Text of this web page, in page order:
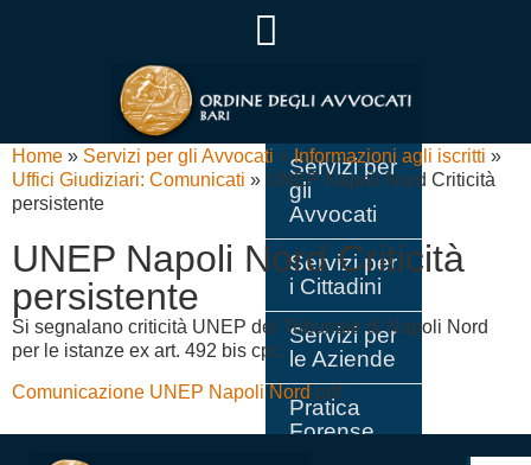
Servizi per
gli
Avvocati
Servizi per
i Cittadini
Servizi per
le Aziende
Pratica
Forense
Home » Servizi per gli Avvocati »Informazioni agli iscritti »
Uffici Giudiziari: Comunicati » UNEP Napoli Nord Criticità
persistente
UNEP Napoli Nord Criticità
persistente
Si segnalano criticità UNEP del Tribunale di Napoli Nord
per le istanze ex art. 492 bis cpc.
Comunicazione UNEP Napoli Nord pdf